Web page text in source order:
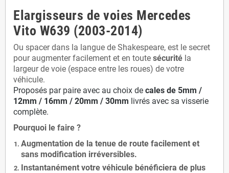
Elargisseurs de voies Mercedes
Vito W639 (2003-2014)
Ou spacer dans la langue de Shakespeare, est le secret
pour augmenter facilement et en toute sécurité la
largeur de voie (espace entre les roues) de votre
véhicule.
Proposés par paire avec au choix de cales de 5mm /
12mm / 16mm / 20mm / 30mm livrés avec sa visserie
complète.
Pourquoi le faire ?
Augmentation de la tenue de route facilement et
sans modification irréversibles.
Instantanément votre véhicule bénéficiera de plus